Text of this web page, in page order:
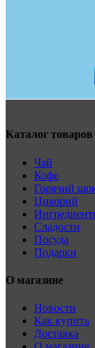
Каталог товаров
Чай
Кофе
Горячий
Цикорий
Сладости
Посуда
Подарки
О магазине
Новости
Как купить
Доставка